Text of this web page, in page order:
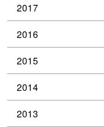
2017
2016
2015
2014
2013